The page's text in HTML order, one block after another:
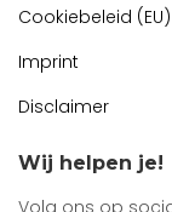
Cookiebeleid (EU)
Imprint
Disclaimer
Wij helpen je!